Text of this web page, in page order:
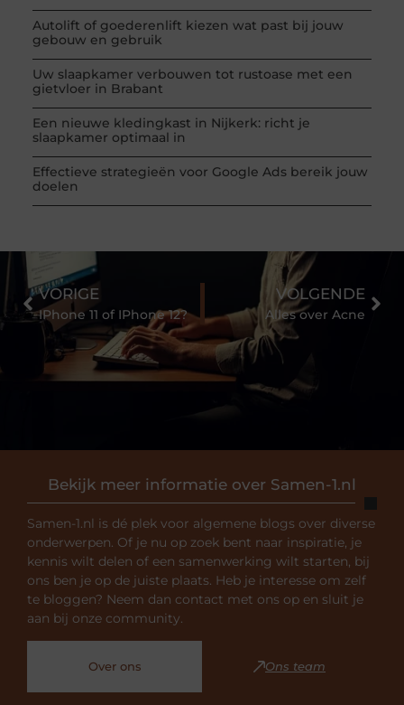
Autolift of goederenlift kiezen wat past bij jouw
gebouw en gebruik
Uw slaapkamer verbouwen tot rustoase met een
gietvloer in Brabant
Een nieuwe kledingkast in Nijkerk: richt je
slaapkamer optimaal in
Effectieve strategieën voor Google Ads bereik jouw
doelen
Bekijk meer informatie over Samen-1.nl
Samen-1.nl is dé plek voor algemene blogs over diverse
onderwerpen. Of je nu op zoek bent naar inspiratie, je
kennis wilt delen of een samenwerking wilt starten, bij
ons ben je op de juiste plaats. Heb je interesse om zelf
te bloggen? Neem dan contact met ons op en sluit je
aan bij onze community.
Over ons Ons team
VORIGE
IPhone 11 of IPhone 12?
VOLGENDE
Alles over Acne